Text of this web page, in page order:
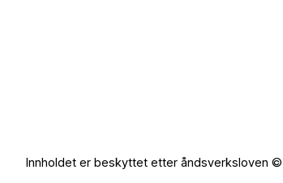
Innholdet er beskyttet etter åndsverksloven